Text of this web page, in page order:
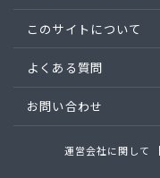
このサイトについて
よくある質問
お問い合わせ
運営会社に関して